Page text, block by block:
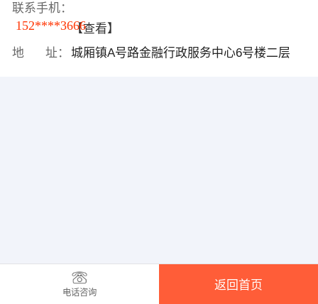
联系手机：
152****3666【查看】
地 址：
城厢镇A号路金融行政服务中心6号楼二层
电话咨询
返回首页